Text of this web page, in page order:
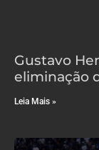
Gustavo
eliminação
Leia Mais »